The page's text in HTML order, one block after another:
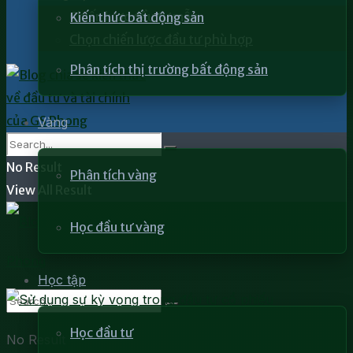
Kiến thức bất động sản
Phân tích thị trường bất động sản
Vàng
Phân tích vàng
Học đầu tư vàng
Học tập
Học đầu tư
Chiến lược đầu tư mẫu
No Result
View All Result
No Result